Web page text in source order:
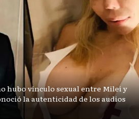
hubo vínculo sexual entre Milei y
la autenticidad de los audios